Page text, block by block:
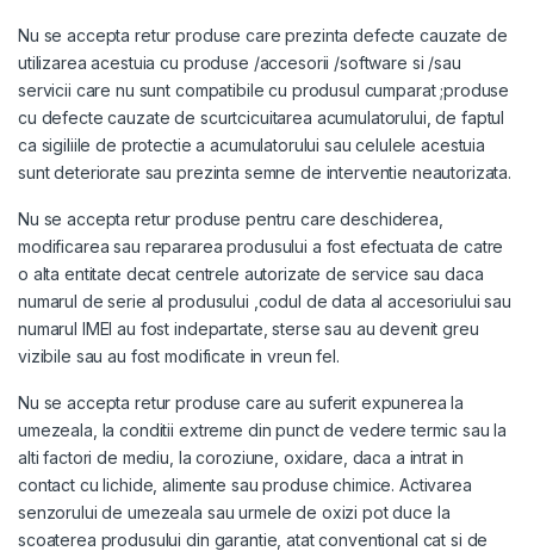
Nu se accepta retur produse care prezinta defecte cauzate de
utilizarea acestuia cu produse /accesorii /software si /sau
servicii care nu sunt compatibile cu produsul cumparat ;produse
cu defecte cauzate de scurtcicuitarea acumulatorului, de faptul
ca sigiliile de protectie a acumulatorului sau celulele acestuia
sunt deteriorate sau prezinta semne de interventie neautorizata.
Nu se accepta retur produse pentru care deschiderea,
modificarea sau repararea produsului a fost efectuata de catre
o alta entitate decat centrele autorizate de service sau daca
numarul de serie al produsului ,codul de data al accesoriului sau
numarul IMEI au fost indepartate, sterse sau au devenit greu
vizibile sau au fost modificate in vreun fel.
Nu se accepta retur produse care au suferit expunerea la
umezeala, la conditii extreme din punct de vedere termic sau la
alti factori de mediu, la coroziune, oxidare, daca a intrat in
contact cu lichide, alimente sau produse chimice. Activarea
senzorului de umezeala sau urmele de oxizi pot duce la
scoaterea produsului din garantie, atat conventional cat si de